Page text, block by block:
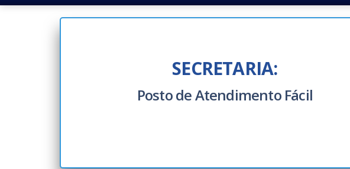
SECRETARIA:
Posto de Atendimento Fácil